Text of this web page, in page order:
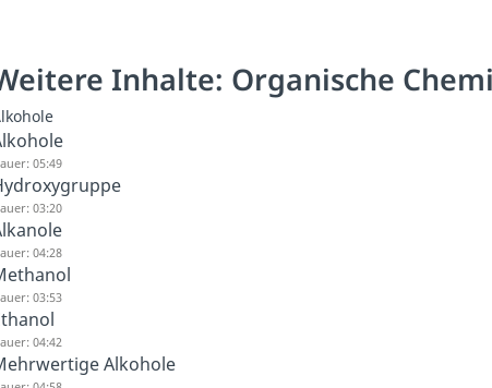
Inhalte: Organische
05:49
03:20
04:28
03:53
04:42
Alkohole